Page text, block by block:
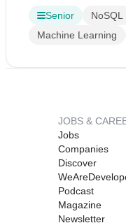
Senior NoSQL
Machine Learning
JOBS &
Jobs
Companies
Discover
Podcast
Magazine
Newsletter